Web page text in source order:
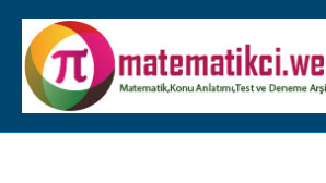
İçeriğe
atla
K
a
t
e